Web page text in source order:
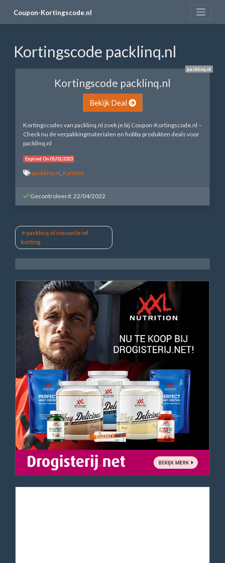
Coupon-Kortingscode.nl
Kortingscode packlinq.nl
packlinq.nl
Kortingscode packlinq.nl
Bekijk Deal
Kortingscodes van packlinq.nl zoek je bij Coupon-Kortingscode.nl –
Check nu de verpakkingmaterialen en hobby produkten deals voor
packlinq.nl
Expired On 01/01/2023
packlinq.nl Kantoor
Gecontroleerd: 22/04/2022
Bericht
navigatie
packlinq.nl nieuwsbrief
korting